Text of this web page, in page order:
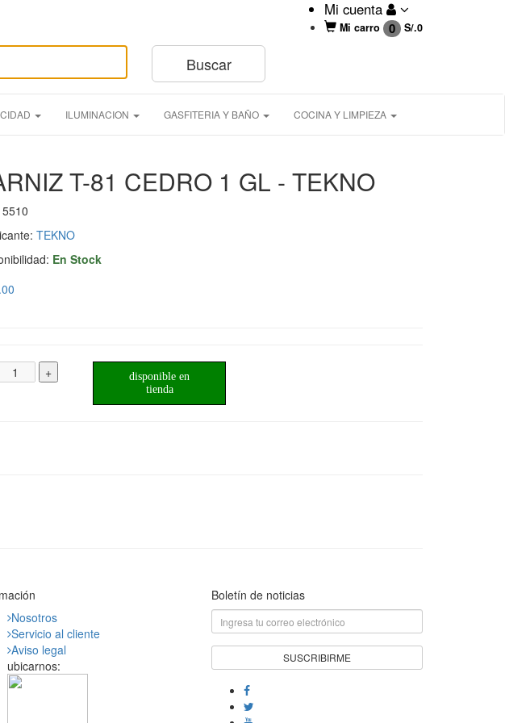
Mi cuenta
Mi carro 0 S/.0
ILUMINACION GASFITERIA Y BAÑO COCINA Y LIMPIEZA
T-81 CEDRO 1 GL - TEKNO
TEKNO
En Stock
+
disponible en
tienda
Nosotros
Servicio al cliente
Aviso legal
ubicarnos:
Boletín de noticias